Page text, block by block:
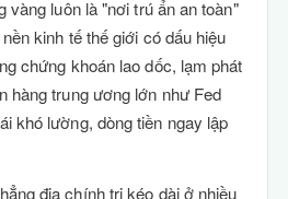
vàng luôn là "nơi trú ẩn an toàn"
kinh tế thế giới có dấu hiệu
chứng khoán lao dốc, lạm phát
hàng trung ương lớn như Fed
khó lường, dòng tiền ngay lập
địa chính trị kéo dài ở nhiều